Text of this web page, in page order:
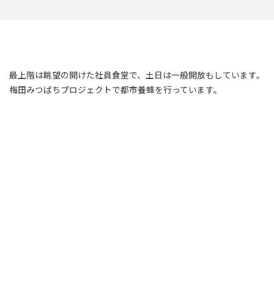
最上階は眺望の開けた社員食堂で、土日は一般開放もしています。
梅田みつばちプロジェクトで都市養蜂を行っています。